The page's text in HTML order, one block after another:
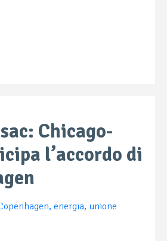
Chicago-
l’accordo di
, energia, unione